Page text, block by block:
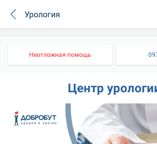
Урология
Неотложная помощь
Центр